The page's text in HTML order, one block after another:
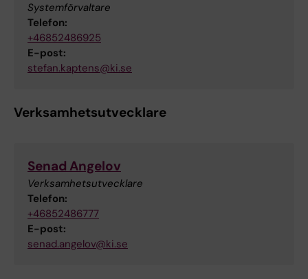
Systemförvaltare
Telefon:
+46852486925
E-post:
stefan.kaptens@ki.se
Verksamhetsutvecklare
Senad Angelov
Verksamhetsutvecklare
Telefon:
+46852486777
E-post:
senad.angelov@ki.se